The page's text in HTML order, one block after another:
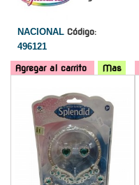
NACIONAL Código:
496121
Agregar al carrito Mas